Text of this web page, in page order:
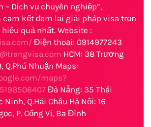
– Dịch vụ chuyên nghiệp”,
cam kết đem lại giải pháp visa trọn
quả nhất. Website :
Điện thoại: 0914977243
HCM: 38 Trương
Q.Phú Nhuận Maps:
maps?
Đà Nẵng: 35 Thái
Ninh, Q.Hải Châu Hà Nội: 16
P. Cống Vị, Ba Đình